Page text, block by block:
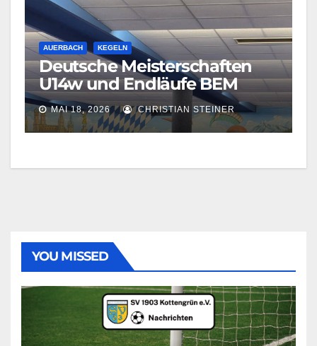
AUERBACH KEGELN
Deutsche Meisterschaften
U14w und Endläufe BEM
MAI 18, 2026 CHRISTIAN STEINER
YOU MISSED